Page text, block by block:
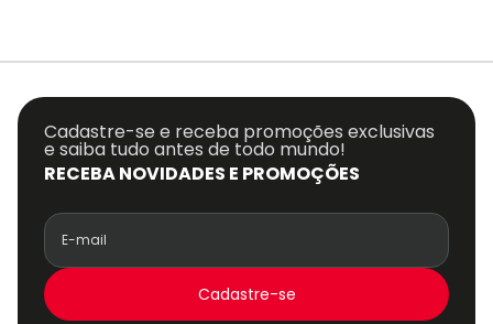
RECEBA NOVIDADES E PROMOÇÕES
Cadastre-se e receba promoções exclusivas
e saiba tudo antes de todo mundo!
Cadastre-se